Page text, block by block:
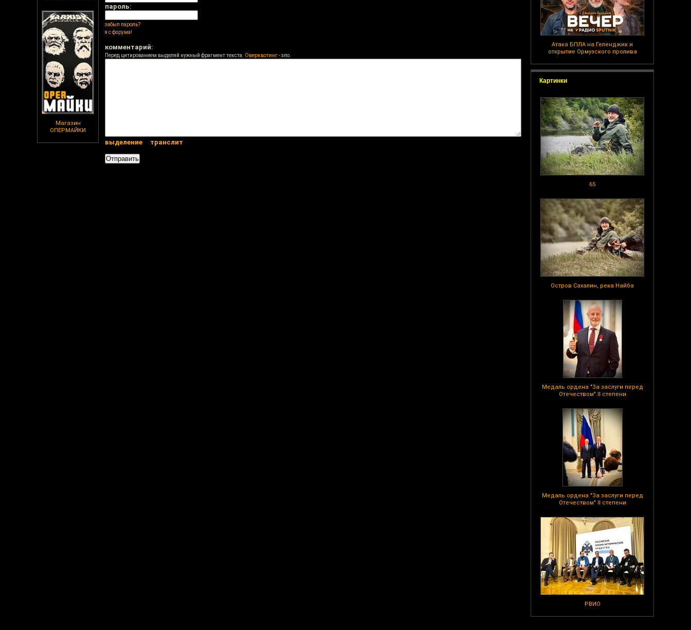
Магазин
ОПЕРМАЙКИ
Атака БПЛА на Геленджик и
открытие Ормузского пролива
Картинки
65
Остров Сахалин, река Найба
Медаль ордена "За заслуги перед
Отечеством" II степени
Медаль ордена "За заслуги перед
Отечеством" II степени
РВИО
пароль:
забыл пароль?
я с форума!
комментарий:
Перед цитированием выделяй нужный фрагмент текста. Оверквотинг- зло.
выделение транслит